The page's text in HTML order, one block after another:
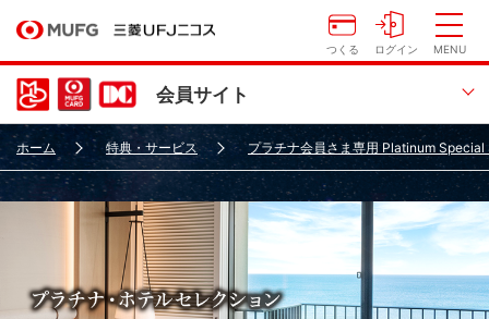
つくる ログイン MENU
会員サイト
ホーム 特典・サービス プラチナ会員さま専用 Platinum